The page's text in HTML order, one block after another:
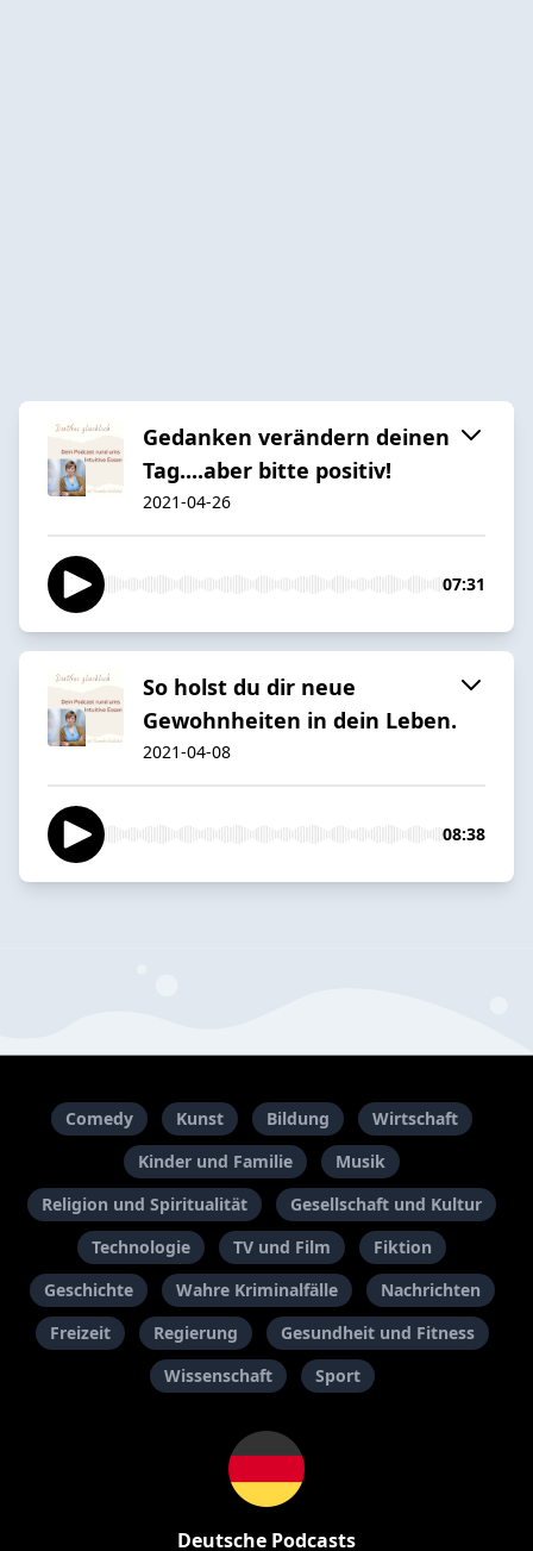
Gedanken verändern deinen
Tag....aber bitte positiv!
2021-04-26
07:31
So holst du dir neue
Gewohnheiten in dein Leben.
2021-04-08
08:38
Comedy Kunst Bildung
Wirtschaft
Kinder und Familie
Musik
Religion und Spiritualität
Gesellschaft und Kultur
Technologie
TV und Film
Fiktion
Geschichte
Wahre Kriminalfälle
Nachrichten
Freizeit
Regierung
Gesundheit und Fitness
Wissenschaft
Sport
Deutsche Podcasts